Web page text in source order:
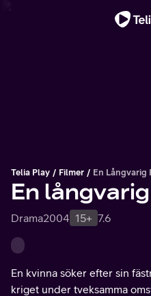
Telia Play Filmer En Långvarig
En
Drama2004 15+ 7.6
En kvinna söker efter sin
kriget under tveksamma